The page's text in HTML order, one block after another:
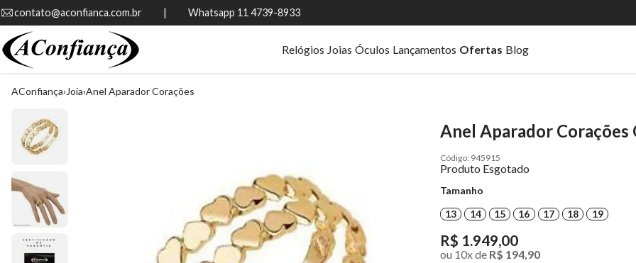
contato@aconfianca.com.br          |          Whatsapp 11 4739-8933
Relógios Joias Óculos Lançamentos Ofertas Blog
AConfiança Joia Anel Aparador Corações
Anel Aparador Corações
945915
Produto Esgotado
Tamanho
13
14 15 16 17 18 19
R$ 1.949,00
ou 10xde R$ 194,90